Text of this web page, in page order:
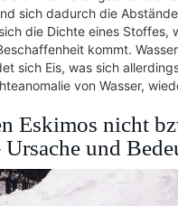
sich dadurch die
die Dichte eines Stoffes,
kommt.
sich Eis, was sich
von Wasser,
Eskimos nicht
Ursache und